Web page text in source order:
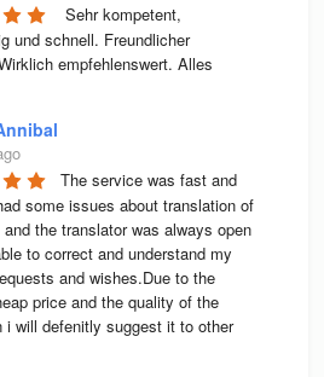
Sehr kompetent,
und schnell. Freundlicher
empfehlenswert. Alles
The service was fast and
some issues about translation of
the translator was always open
to correct and understand my
and wishes.Due to the
price and the quality of the
i will defenitly suggest it to other